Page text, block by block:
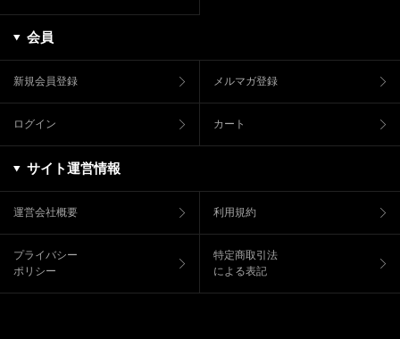
会員
新規会員登録 メルマガ登録
ログイン カート
サイト運営情報
運営会社概要 利用規約
プライバシー
ポリシー
特定商取引法
による表記